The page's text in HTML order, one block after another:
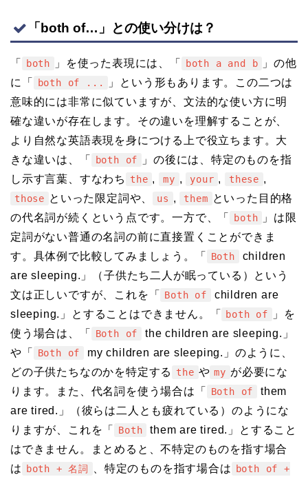
「both of…」との使い分けは？
「 both 」を使った表現には、「 both a and b
」の他
に「
both of ...
」という形もあります。この二つは
意味的には非常に似ていますが、文法的な使い方に明
確な違いが存在します。その違いを理解することが、
より自然な英語表現を身につける上で役立ちます。大
きな違いは、「
both of
」の後には、特定のものを指
し示す言葉、すなわち
the , my , your , these ,
those といった限定詞や、 us , them といった目的格
の代名詞が続くという点です。一方で、「
both
」は限
定詞がない普通の名詞の前に直接置くことができま
す。具体例で比較してみましょう。「
Both
children
are sleeping.」（子供たち二人が眠っている）という
文は正しいですが、これを「
Both of
children are
sleeping.」とすることはできません。「
both of
」を
使う場合は、「
Both of
the children are sleeping.」
や「
Both of
my children are sleeping.」のように、
どの子供たちなのかを特定する
the や my が必要にな
ります。また、代名詞を使う場合は「
Both of
them
are tired.」（彼らは二人とも疲れている）のようにな
りますが、これを「
Both
them are tired.」とすること
はできません。まとめると、不特定のものを指す場合
は
both + 名詞 、特定のものを指す場合は both of +